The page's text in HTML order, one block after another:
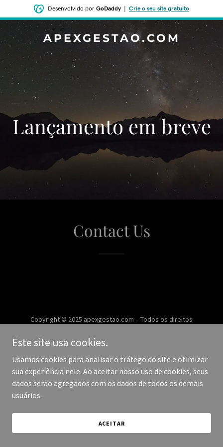
Desenvolvido por GoDaddy Crie o seu site gratuito
APEXGESTAO.COM
‌‌Lançamento em breve
Contact Us
Copyright © 2025 apexgestao.com – Todos os direitos
Este site usa cookies.
Usamos cookies para analisar o tráfego do site e otimizar
sua experiência nele. Ao aceitar nosso uso de cookies, seus
dados serão agregados com os dados de todos os demais
usuários.
ACEITAR